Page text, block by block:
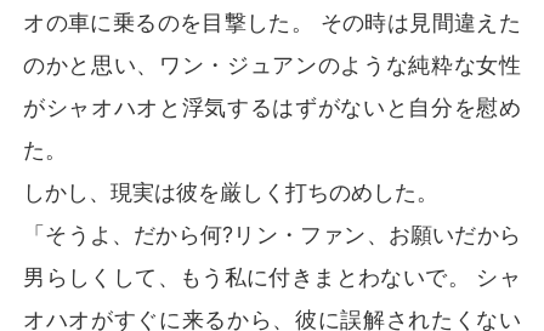
オの車に乗るのを目撃した。 その時は見間違えた
のかと思い、ワン・ジュアンのような純粋な女性
がシャオハオと浮気するはずがないと自分を慰め
た。
しかし、現実は彼を厳しく打ちのめした。
「そうよ、だから何?リン・ファン、お願いだから
男らしくして、もう私に付きまとわないで。 シャ
オハオがすぐに来るから、彼に誤解されたくない